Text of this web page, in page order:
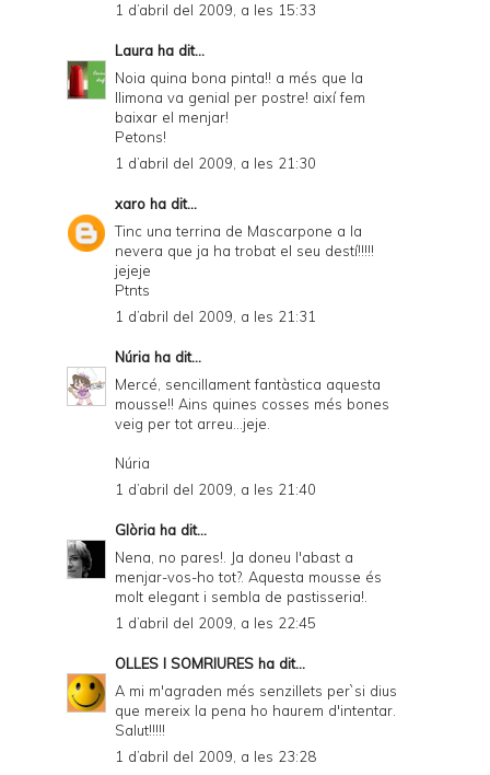
1 d’abril del 2009, a les 15:33
Laura ha dit...
Noia quina bona pinta!! a més que la
llimona va genial per postre! així fem
baixar el menjar!
Petons!
1 d’abril del 2009, a les 21:30
xaro ha dit...
Tinc una terrina de Mascarpone a la
nevera que ja ha trobat el seu destí!!!!!
jejeje
Ptnts
1 d’abril del 2009, a les 21:31
Núria ha dit...
Mercé, sencillament fantàstica aquesta
mousse!! Ains quines cosses més bones
veig per tot arreu...jeje.
Núria
1 d’abril del 2009, a les 21:40
Glòria ha dit...
Nena, no pares!. Ja doneu l'abast a
menjar-vos-ho tot?. Aquesta mousse és
molt elegant i sembla de pastisseria!.
1 d’abril del 2009, a les 22:45
OLLES I SOMRIURES ha dit...
A mi m'agraden més senzillets per`si dius
que mereix la pena ho haurem d'intentar.
Salut!!!!!
1 d’abril del 2009, a les 23:28